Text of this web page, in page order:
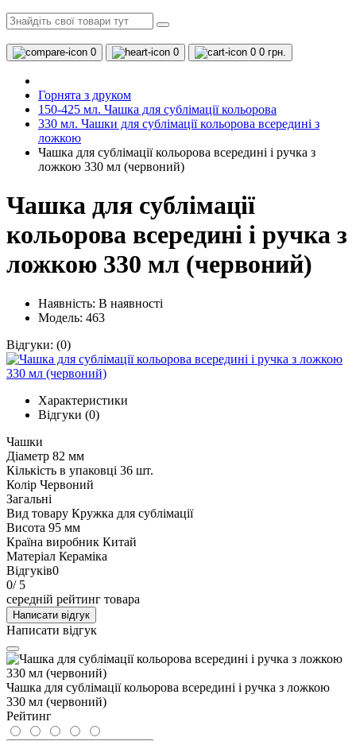
0 0 0 0 грн.
Горнята з друком
150-425 мл. Чашка для сублімації кольорова
330 мл. Чашки для сублімації кольорова всередині з
ложкою
Чашка для сублімації кольорова всередині і ручка з
ложкою 330 мл (червоний)
Чашка для сублімації
кольорова всередині і ручка з
ложкою 330 мл (червоний)
Наявність: В наявності
Модель: 463
Відгуки: (0)
Характеристики
Відгуки (0)
Чашки
Діаметр 82 мм
Кількість в упаковці 36 шт.
Колір Червоний
Загальні
Вид товару Кружка для сублімації
Висота 95 мм
Країна виробник Китай
Матеріал Кераміка
Відгуків0
0/ 5
середній рейтинг товара
Написати відгук
Написати відгук
Чашка для сублімації кольорова всередині і ручка з ложкою
330 мл (червоний)
Рейтинг